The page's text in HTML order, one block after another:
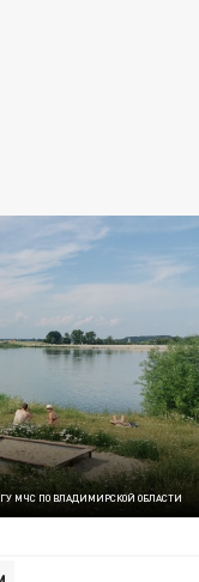
ГУ МЧС ПО ВЛАДИМИРСКОЙ ОБЛАСТИ